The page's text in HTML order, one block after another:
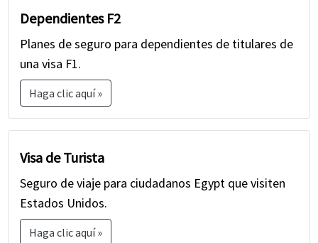
Dependientes F2
Planes de seguro para dependientes de titulares de
una visa F1.
Haga clic aquí »
Visa de Turista
Seguro de viaje para ciudadanos Egypt que visiten
Estados Unidos.
Haga clic aquí »